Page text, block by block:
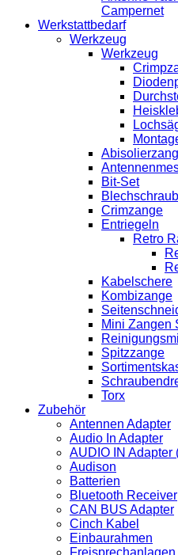
Campernet
Werkstattbedarf
Werkzeug
Werkzeug
Bit-Set
Crimzange
Entriegeln
Retro
Kabelschere
Kombizange
Mini Zangen
Spitzzange
Torx
Zubehör
Antennen Adapter
Audio In Adapter
AUDIO IN Adapter
Audison
Batterien
Bluetooth Receiver
CAN BUS Adapter
Cinch Kabel
Einbaurahmen
Freisprechanlagen